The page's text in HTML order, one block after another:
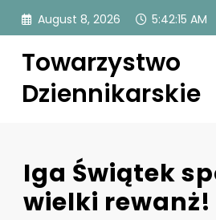
Skip
content
August 8, 2026 5:42:16 AM
Towarzystwo
Dziennikarskie
Iga Świątek
wielki rewanż!